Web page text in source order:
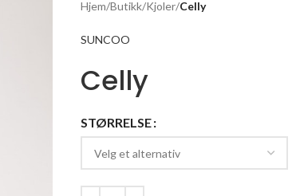
Hjem/Butikk/Kjoler/Celly
SUNCOO
Celly
STØRRELSE